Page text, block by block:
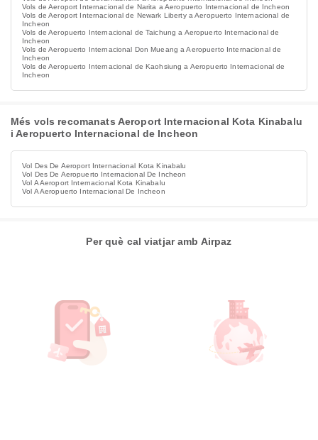
Vols de Aeroport Internacional de Narita a Aeropuerto Internacional de Incheon
Vols de Aeroport Internacional de Newark Liberty a Aeropuerto Internacional de
Incheon
Vols de Aeropuerto Internacional de Taichung a Aeropuerto Internacional de
Incheon
Vols de Aeropuerto Internacional Don Mueang a Aeropuerto Internacional de
Incheon
Vols de Aeropuerto Internacional de Kaohsiung a Aeropuerto Internacional de
Incheon
Més vols recomanats Aeroport Internacional Kota Kinabalu
i Aeropuerto Internacional de Incheon
Vol Des De Aeroport Internacional Kota Kinabalu
Vol Des De Aeropuerto Internacional De Incheon
Vol A Aeroport Internacional Kota Kinabalu
Vol A Aeropuerto Internacional De Incheon
Per què cal viatjar amb Airpaz